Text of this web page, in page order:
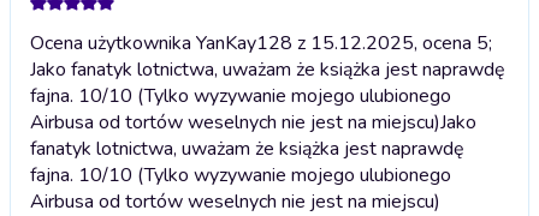
Ocena użytkownika YanKay128 z 15.12.2025, ocena 5;
Jako fanatyk lotnictwa, uważam że książka jest naprawdę
fajna. 10/10 (Tylko wyzywanie mojego ulubionego
Airbusa od tortów weselnych nie jest na miejscu)Jako
fanatyk lotnictwa, uważam że książka jest naprawdę
fajna. 10/10 (Tylko wyzywanie mojego ulubionego
Airbusa od tortów weselnych nie jest na miejscu)